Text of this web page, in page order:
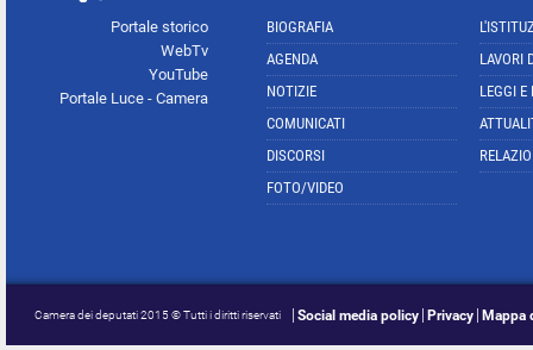
Portale storico
WebTv
YouTube
Portale Luce - Camera
BIOGRAFIA
AGENDA
NOTIZIE
COMUNICATI
DISCORSI
FOTO/VIDEO
LAVORI
LEGGI E
Camera dei deputati 2015 © Tutti i diritti riservati Social media policy Privacy Mappa